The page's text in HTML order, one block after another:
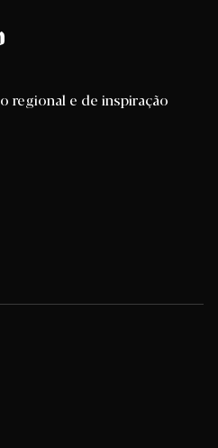
regional e de inspiração